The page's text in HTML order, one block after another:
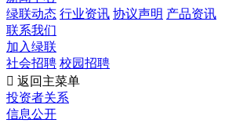
绿联动态 行业资讯 协议声明 产品资讯
联系我们
加入绿联
社会招聘 校园招聘
 返回主菜单
投资者关系
信息公开